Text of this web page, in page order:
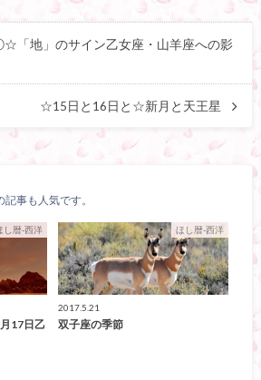
「地」のサイン乙女座・山羊座への影
☆15日と16日と☆新月と天王星
記事も人気です。
し暦-西洋
17日乙
ほし暦-西洋
2017.5.21
双子座の季節